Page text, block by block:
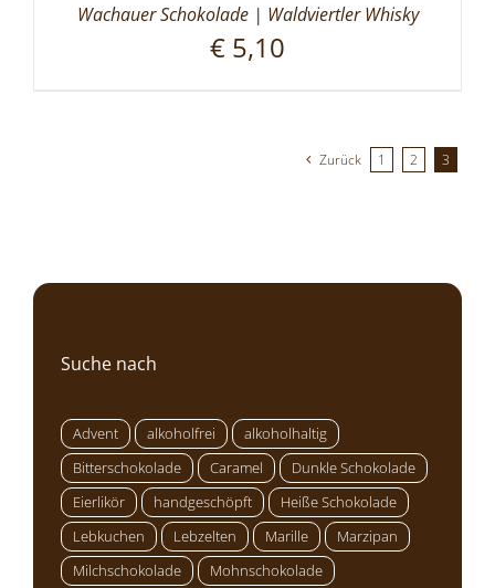
Wachauer Schokolade | Waldviertler Whisky
€ 5,10
Zurück 1 2 3
Suche nach
Advent alkoholfrei
alkoholhaltig
Bitterschokolade
Caramel
Dunkle Schokolade
Eierlikör
handgeschöpft
Heiße Schokolade
Lebkuchen
Lebzelten Marille
Marzipan
Milchschokolade
Mohnschokolade